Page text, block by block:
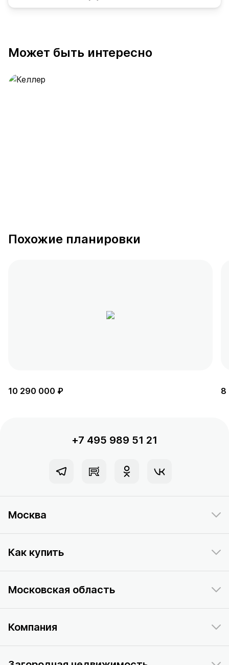
Может быть интересно
Похожие планировки
10 290 000 ₽ 8
+7 495 989 51 21
Москва
Как купить
Московская область
Компания